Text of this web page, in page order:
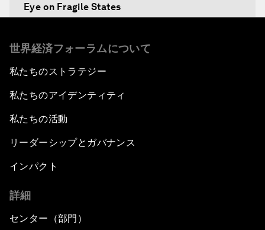
Eye on Fragile States
Fast-Tracking Economic Unification
Africa Social Entrepreneurs of the Year Award
Ceremony
Famine Crisis
世界経済フォーラムについて
私たちのストラテジー
私たちのアイデンティティ
私たちの活動
リーダーシップとガバナンス
インパクト
詳細
センター（部門）